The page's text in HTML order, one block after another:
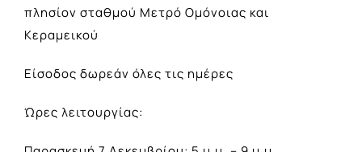
πλησίον σταθμού Μετρό Ομόνοιας και
Κεραμεικού
Είσοδος δωρεάν όλες τις ημέρες
Ώρες λειτουργίας: